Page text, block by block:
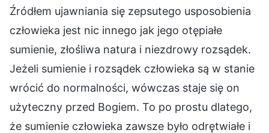
Źródłem ujawniania się zepsutego usposobienia
człowieka jest nic innego jak jego otępiałe
sumienie, złośliwa natura i niezdrowy rozsądek.
Jeżeli sumienie i rozsądek człowieka są w stanie
wrócić do normalności, wówczas staje się on
użyteczny przed Bogiem. To po prostu dlatego,
że sumienie człowieka zawsze było odrętwiałe i